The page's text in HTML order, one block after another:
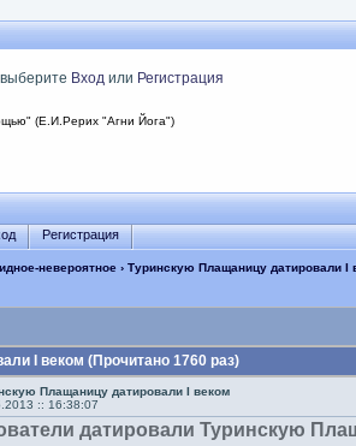
Вход или Регистрация
(Е.И.Рерих "Агни Йога")
Регистрация
невероятное › Туринскую Плащаницу датировали I
I веком (Прочитано 1760 раз)
Плащаницу датировали I веком
:: 16:38:07
датировали Туринскую